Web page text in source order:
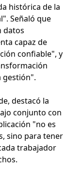
histórica de la
Señaló que
datos
capaz de
confiable", y
gestión".
destacó la
conjunto con
"no es
sino para tener
trabajador